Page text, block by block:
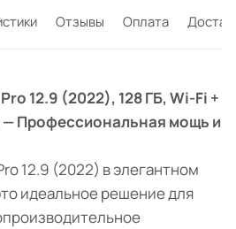
Отзывы Оплата
12.9 (2022), 128 ГБ, Wi-Fi +
— Профессиональная мощь и
12.9 (2022) в элегантном
идеальное решение для